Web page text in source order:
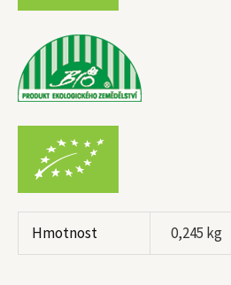
Hmotnost 0,245 kg